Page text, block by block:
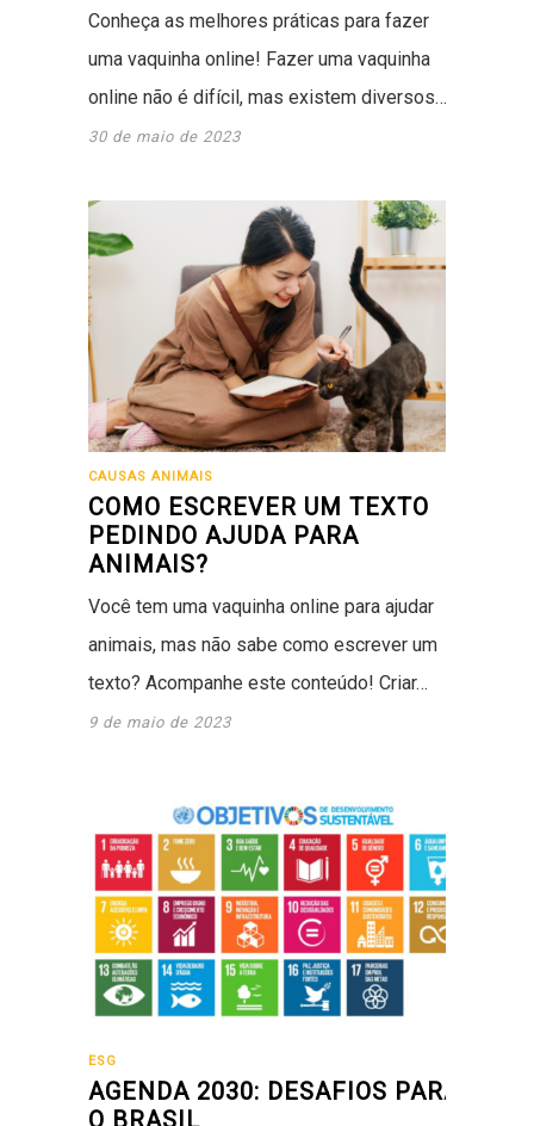
Conheça as melhores práticas para fazer
uma vaquinha online! Fazer uma vaquinha
online não é difícil, mas existem diversos…
30 de maio de 2023
CAUSAS ANIMAIS
COMO ESCREVER UM TEXTO
PEDINDO AJUDA PARA
ANIMAIS?
Você tem uma vaquinha online para ajudar
animais, mas não sabe como escrever um
texto? Acompanhe este conteúdo! Criar…
9 de maio de 2023
ESG
AGENDA 2030: DESAFIOS PARA